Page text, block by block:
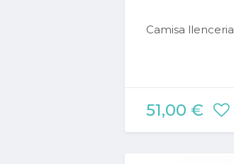
Camisa llenceria
51,00 €